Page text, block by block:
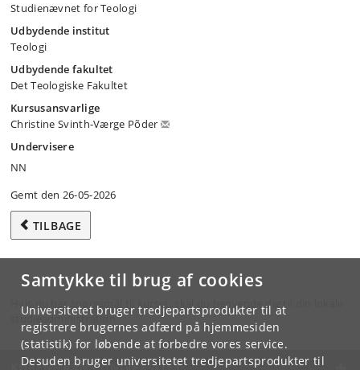
Samtykke til brug af cookies
Universitetet bruger tredjepartsprodukter til at
registrere brugernes adfærd på hjemmesiden
(statistik) for løbende at forbedre vores service.
Desuden bruger universitetet tredjepartsprodukter til
Studienævnet for Teologi
Udbydende institut
Teologi
Udbydende fakultet
Det Teologiske Fakultet
Kursusansvarlige
Christine Svinth-Værge Põder
Undervisere
NN
Gemt den 26-05-2026
TILBAGE
Hvis du har spørgsmål til kurset, skal du henvende dig til din lokale
studieadministration.